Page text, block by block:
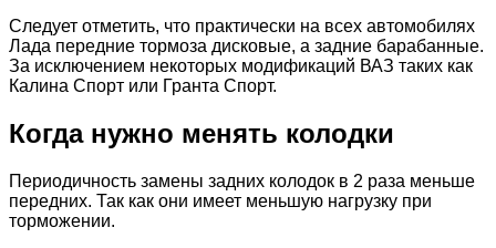
Следует отметить, что практически на всех автомобилях
Лада передние тормоза дисковые, а задние барабанные.
За исключением некоторых модификаций ВАЗ таких как
Калина Спорт или Гранта Спорт.
Когда нужно менять колодки
Периодичность замены задних колодок в 2 раза меньше
передних. Так как они имеет меньшую нагрузку при
торможении.